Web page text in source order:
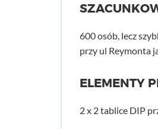
600 osób, lecz
przy ul Reymonta
ELEMENTY
2 x 2 tablice DIP